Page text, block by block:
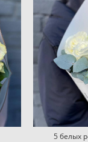
5 белых